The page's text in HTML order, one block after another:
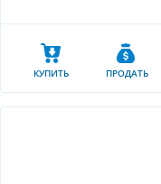
КУПИТЬ ПРОДАТЬ